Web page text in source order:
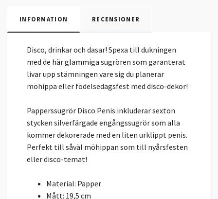
INFORMATION RECENSIONER
Disco, drinkar och dasar! Spexa till dukningen
med de här glammiga sugrören som garanterat
livar upp stämningen vare sig du planerar
möhippa eller födelsedagsfest med disco-dekor!
Papperssugrör Disco Penis inkluderar sexton
stycken silverfärgade engångssugrör som alla
kommer dekorerade med en liten urklippt penis.
Perfekt till såväl möhippan som till nyårsfesten
eller disco-temat!
Material: Papper
Mått: 19,5 cm